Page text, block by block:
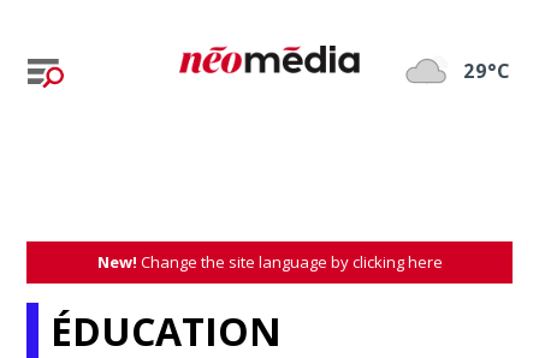
29°C
New! Change the site language by clicking here
ÉDUCATION